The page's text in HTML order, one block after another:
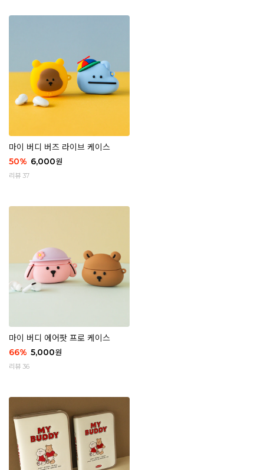
마이 버디 버즈 라이브 케이스
50% 6,000원
리뷰 37
마이 버디 에어팟 프로 케이스
66% 5,000원
리뷰 36